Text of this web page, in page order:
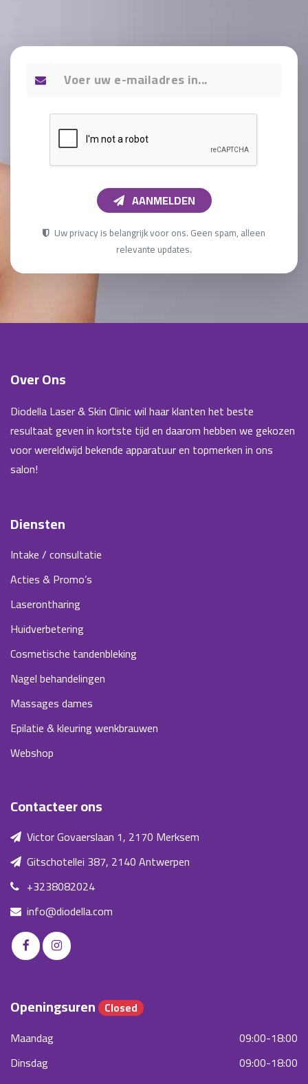
AANMELDEN
Uw privacy is belangrijk voor ons. Geen spam, alleen
relevante updates.
Over Ons
Diodella Laser & Skin Clinic wil haar klanten het beste
resultaat geven in kortste tijd en daarom hebben we gekozen
voor wereldwijd bekende apparatuur en topmerken in ons
salon!
Diensten
Intake / consultatie
Acties & Promo’s
Laserontharing
Huidverbetering
Cosmetische tandenbleking
Nagel behandelingen
Massages dames
Epilatie & kleuring wenkbrauwen
Webshop
Contacteer ons
Victor Govaerslaan 1, 2170 Merksem
Gitschotellei 387, 2140 Antwerpen
+3238082024
info@diodella.com
Openingsuren Closed
Maandag
09:00-18:00
Dinsdag
09:00-18:00